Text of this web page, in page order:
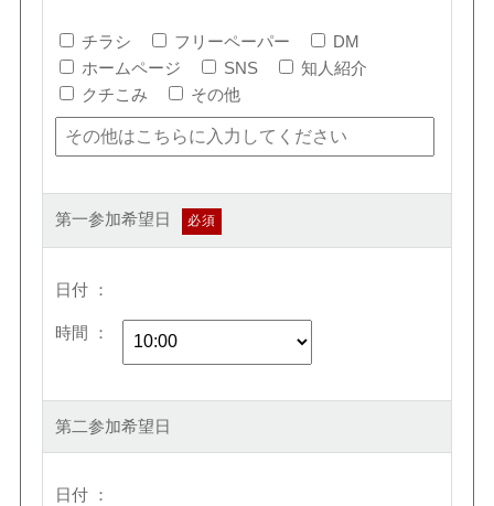
チラシ フリーペーパー
DM
ホームページ
SNS
知人紹介
クチこみ
その他
第一参加希望日
日付
時間
第二参加希望日
日付